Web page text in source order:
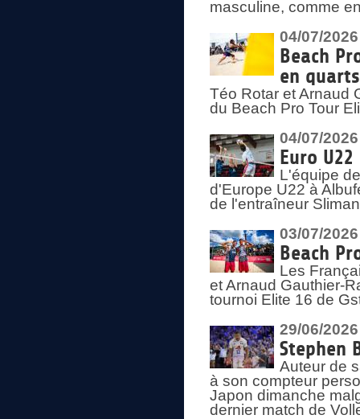
masculine, comme
04/07/2026
Beach
en quarts
Téo Rotar et Arnaud
du Beach Pro Tour
04/07/2026
Euro
L'équipe
d'Europe U22 à
de l'entraîneur
03/07/2026
Beach
Les
et Arnaud Gauthier-
tournoi Elite 16 de
29/06/2026
Stephen
Auteur de
à son compteur
Japon dimanche
dernier match de